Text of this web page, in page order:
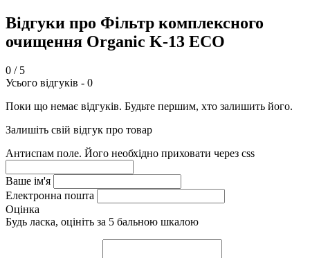
Відгуки про Фільтр комплексного
очищення Organic K-13 ECO
0 / 5
Усього відгуків - 0
Поки що немає відгуків. Будьте першим, хто залишить його.
Залишіть свій відгук про товар
Антиспам поле. Його необхідно приховати через css
Ваше ім'я
Електронна пошта
Оцінка
Будь ласка, оцініть за 5 бальною шкалою